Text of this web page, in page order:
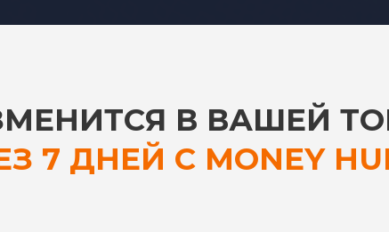
В ВАШЕЙ
7 ДНЕЙ С MONEY